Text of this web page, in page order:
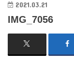
2021.03.21
IMG_7056